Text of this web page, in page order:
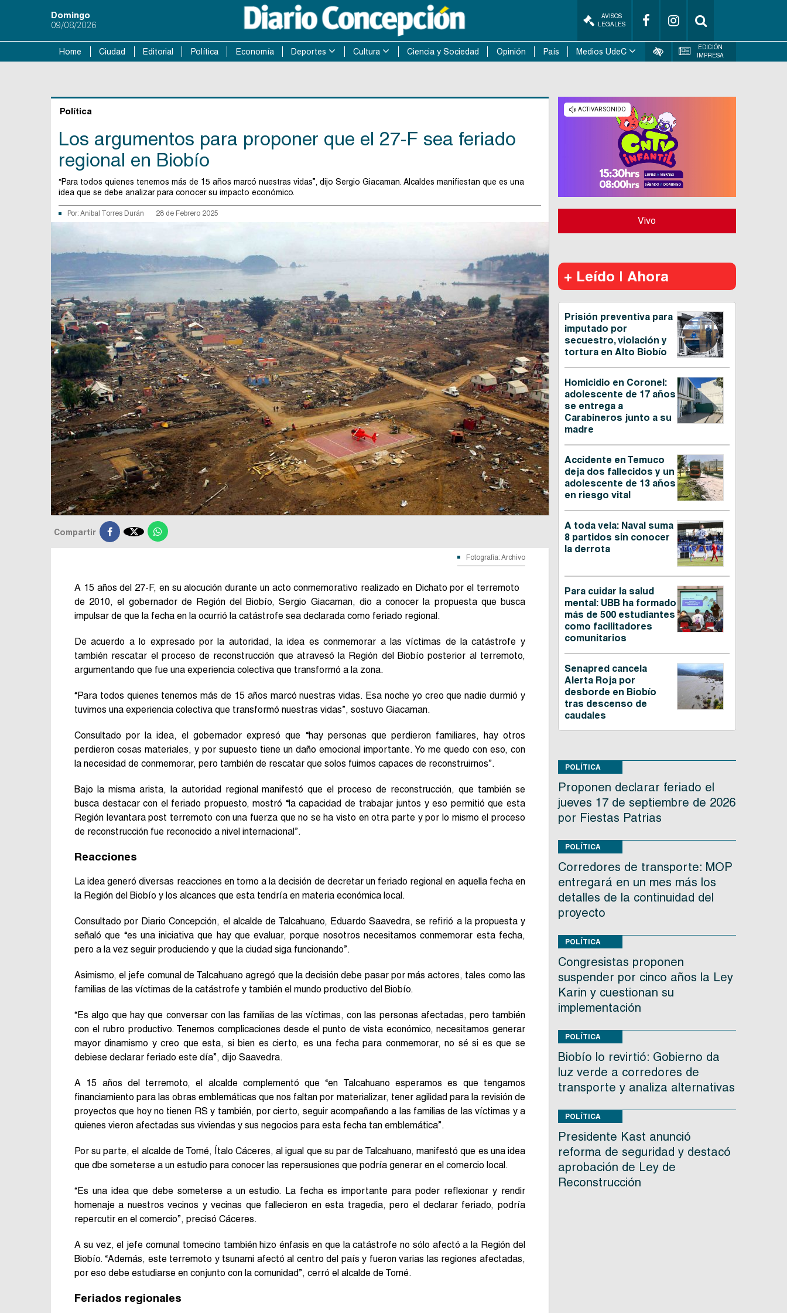
Domingo
09/08/2026
AVISOS
LEGALES
Home Ciudad Editorial Política Economía Deportes Cultura Ciencia y Sociedad Opinión País Medios UdeC
EDICIÓN
IMPRESA
Política
Los argumentos para proponer que el 27-F sea feriado
regional en Biobío
“Para todos quienes tenemos más de 15 años marcó nuestras vidas”, dijo Sergio Giacaman. Alcaldes manifiestan que es una
idea que se debe analizar para conocer su impacto económico.
Por: Anibal Torres Durán 28 de Febrero 2025
Compartir 
Fotografía: Archivo
A 15 años del 27-F, en su alocución durante un acto conmemorativo realizado en Dichato por el terremoto
de 2010, el gobernador de Región del Biobío, Sergio Giacaman, dio a conocer la propuesta que busca
impulsar de que la fecha en la ocurrió la catástrofe sea declarada como feriado regional.
De acuerdo a lo expresado por la autoridad, la idea es conmemorar a las víctimas de la catástrofe y
también rescatar el proceso de reconstrucción que atravesó la Región del Biobío posterior al terremoto,
argumentando que fue una experiencia colectiva que transformó a la zona.
“Para todos quienes tenemos más de 15 años marcó nuestras vidas. Esa noche yo creo que nadie durmió y
tuvimos una experiencia colectiva que transformó nuestras vidas”, sostuvo Giacaman.
Consultado por la idea, el gobernador expresó que “hay personas que perdieron familiares, hay otros
perdieron cosas materiales, y por supuesto tiene un daño emocional importante. Yo me quedo con eso, con
la necesidad de conmemorar, pero también de rescatar que solos fuimos capaces de reconstruirnos”.
Bajo la misma arista, la autoridad regional manifestó que el proceso de reconstrucción, que también se
busca destacar con el feriado propuesto, mostró “la capacidad de trabajar juntos y eso permitió que esta
Región levantara post terremoto con una fuerza que no se ha visto en otra parte y por lo mismo el proceso
de reconstrucción fue reconocido a nivel internacional”.
Reacciones
La idea generó diversas reacciones en torno a la decisión de decretar un feriado regional en aquella fecha en
la Región del Biobío y los alcances que esta tendría en materia económica local.
Consultado por Diario Concepción, el alcalde de Talcahuano, Eduardo Saavedra, se refirió a la propuesta y
señaló que “es una iniciativa que hay que evaluar, porque nosotros necesitamos conmemorar esta fecha,
pero a la vez seguir produciendo y que la ciudad siga funcionando”.
Asimismo, el jefe comunal de Talcahuano agregó que la decisión debe pasar por más actores, tales como las
familias de las víctimas de la catástrofe y también el mundo productivo del Biobío.
“Es algo que hay que conversar con las familias de las víctimas, con las personas afectadas, pero también
con el rubro productivo. Tenemos complicaciones desde el punto de vista económico, necesitamos generar
mayor dinamismo y creo que esta, si bien es cierto, es una fecha para conmemorar, no sé si es que se
debiese declarar feriado este día”, dijo Saavedra.
A 15 años del terremoto, el alcalde complementó que “en Talcahuano esperamos es que tengamos
financiamiento para las obras emblemáticas que nos faltan por materializar, tener agilidad para la revisión de
proyectos que hoy no tienen RS y también, por cierto, seguir acompañando a las familias de las víctimas y a
quienes vieron afectadas sus viviendas y sus negocios para esta fecha tan emblemática”.
Por su parte, el alcalde de Tomé, Ítalo Cáceres, al igual que su par de Talcahuano, manifestó que es una idea
que dbe someterse a un estudio para conocer las repersusiones que podría generar en el comercio local.
“Es una idea que debe someterse a un estudio. La fecha es importante para poder reflexionar y rendir
homenaje a nuestros vecinos y vecinas que fallecieron en esta tragedia, pero el declarar feriado, podría
repercutir en el comercio”, precisó Cáceres.
A su vez, el jefe comunal tomecino también hizo énfasis en que la catástrofe no sólo afectó a la Región del
Biobío. “Además, este terremoto y tsunami afectó al centro del país y fueron varias las regiones afectadas,
por eso debe estudiarse en conjunto con la comunidad”, cerró el alcalde de Tomé.
Feriados regionales
Vivo
+ Leído | Ahora
Prisión preventiva para
imputado por
secuestro, violación y
tortura en Alto Biobío
Homicidio en Coronel:
adolescente de 17 años
se entrega a
Carabineros junto a su
madre
Accidente en Temuco
deja dos fallecidos y un
adolescente de 13 años
en riesgo vital
A toda vela: Naval suma
8 partidos sin conocer
la derrota
Para cuidar la salud
mental: UBB ha formado
más de 500 estudiantes
como facilitadores
comunitarios
Senapred cancela
Alerta Roja por
desborde en Biobío
tras descenso de
caudales
POLÍTICA
Proponen declarar feriado el
jueves 17 de septiembre de 2026
por Fiestas Patrias
POLÍTICA
Corredores de transporte: MOP
entregará en un mes más los
detalles de la continuidad del
proyecto
POLÍTICA
Congresistas proponen
suspender por cinco años la Ley
Karin y cuestionan su
implementación
POLÍTICA
Biobío lo revirtió: Gobierno da
luz verde a corredores de
transporte y analiza alternativas
POLÍTICA
Presidente Kast anunció
reforma de seguridad y destacó
aprobación de Ley de
Reconstrucción